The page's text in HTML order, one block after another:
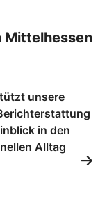
Mittelhessen
unsere
in den
Alltag